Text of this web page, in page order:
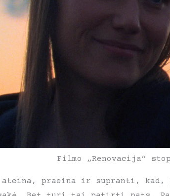
Filmo „Renovacija“
ateina, praeina ir supranti,